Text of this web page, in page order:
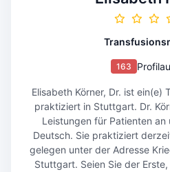
163
Elisabeth Körner, Dr. ist ein(e)
praktiziert in Stuttgart. Dr.
Leistungen für Patienten
Deutsch. Sie praktiziert
gelegen unter der Adresse
Stuttgart. Seien Sie der